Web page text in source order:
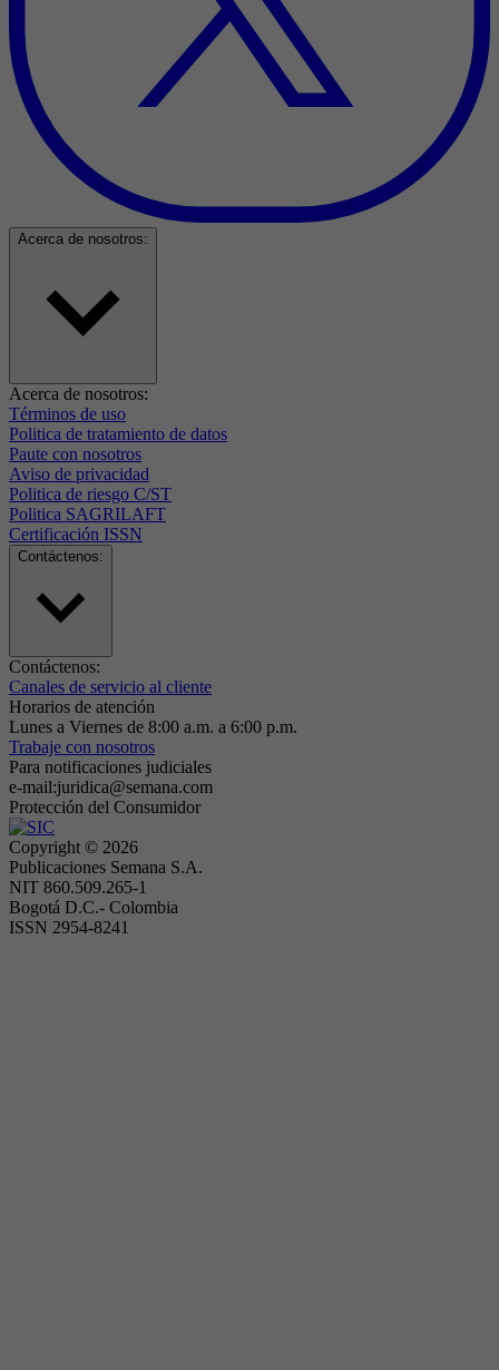
Acerca de nosotros:
Acerca de nosotros:
Términos de uso
Politica de tratamiento de datos
Paute con nosotros
Aviso de privacidad
Politica de riesgo C/ST
Politica SAGRILAFT
Certificación ISSN
Contáctenos:
Contáctenos:
Canales de servicio al cliente
Horarios de atención
Lunes a Viernes de 8:00 a.m. a 6:00 p.m.
Trabaje con nosotros
Para notificaciones judiciales
e-mail:juridica@semana.com
Protección del Consumidor
Copyright © 2026
Publicaciones Semana S.A.
NIT 860.509.265-1
Bogotá D.C.- Colombia
ISSN 2954-8241